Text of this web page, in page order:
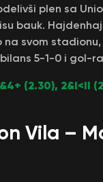
plen sa
bauk.
na svom
5-1-0 i gol-
(2.30), 2&I<II
Vila –